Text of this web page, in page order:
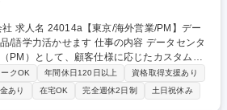
デー
ます 仕事の内容 データセンタ
PM）として、顧客仕様に応じたカスタム設
を牽引。海外顧客や販社との定期会議や出張
する役割です。 【詳細】■出張等を
報の入手 ■社内技術部門との設計提案の策定
クOK 年間休日120日以上
資格取得支援あり
あり 在宅OK 完全週休2日制 土日祝休み